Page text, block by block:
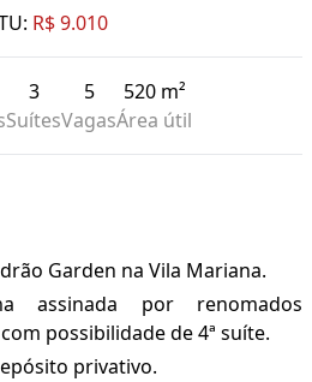
R$ 9.010
3
Suítes
5
Vagas
520 m²
Área útil
Garden na Vila Mariana.
assinada por renomados
possibilidade de 4ª suíte.
privativo.